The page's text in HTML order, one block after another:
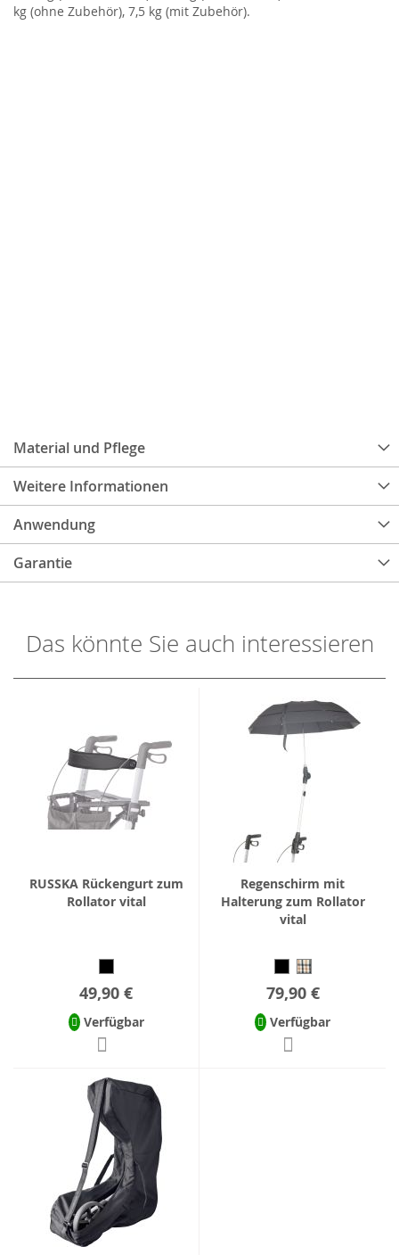
Material und Pflege
Weitere Informationen
Anwendung
Garantie
kg (ohne Zubehör), 7,5 kg (mit Zubehör).
Das könnte Sie auch interessieren
RUSSKA Rückengurt zum
Rollator vital
49,90 €
Verfügbar
Regenschirm mit
Halterung zum Rollator
vital
79,90 €
Verfügbar